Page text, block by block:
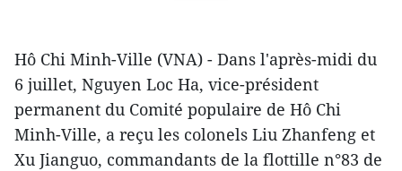
Hô Chi Minh-Ville (VNA) - Dans l'après-midi du
6 juillet, Nguyen Loc Ha, vice-président
permanent du Comité populaire de Hô Chi
Minh-Ville, a reçu les colonels Liu Zhanfeng et
Xu Jianguo, commandants de la flottille n°83 de